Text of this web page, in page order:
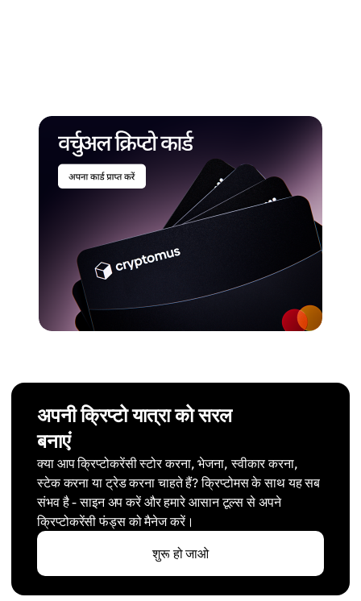
अपनी क्रिप्टो यात्रा को सरल
बनाएं
क्या आप क्रिप्टोकरेंसी स्टोर करना, भेजना, स्वीकार करना,
स्टेक करना या ट्रेड करना चाहते हैं? क्रिप्टोमस के साथ यह सब
संभव है - साइन अप करें और हमारे आसान टूल्स से अपने
क्रिप्टोकरेंसी फंड्स को मैनेज करें।
शुरू हो जाओ